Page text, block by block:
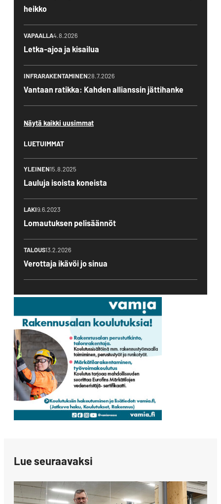
heikko
VAPAALLA4.8.2026
Letka-ajoa ja kisailua
INFRARAKENTAMINEN28.7.2026
Vantaan ratikka: Kahden allianssin jättihanke
Näytä kaikki uusimmat
LUETUIMMAT
YLEINEN15.8.2025
Lauluja isoista koneista
LAKI9.6.2023
Lomautuksen pelisäännöt
TALOUS13.2.2026
Verottaja ikävöi jo sinua
Lue seuraavaksi